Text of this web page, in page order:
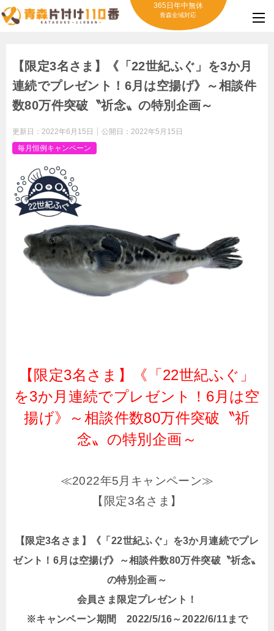
365日年中無休
青森全域対応
【限定3名さま】《「22世紀ふぐ」を3か月
連続でプレゼント！6月は空揚げ》～相談件
数80万件突破〝祈念〟の特別企画～
更新日： 2022年6月15日 公開日： 2022年5月15日
毎月恒例キャンペーン
【限定3名さま】《「22世紀ふぐ」
を3か月連続でプレゼント！6月は空
揚げ》～相談件数80万件突破〝祈
念〟の特別企画～
≪2022年5月キャンペーン≫
【限定3名さま】
【限定3名さま】《「22世紀ふぐ」を3か月連続でプレ
ゼント！6月は空揚げ》～相談件数80万件突破〝祈念〟
の特別企画～
会員さま限定プレゼント！
※キャンペーン期間 2022/5/16～2022/6/11まで